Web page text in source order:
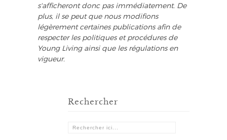
s'afficheront donc pas immédiatement. De
plus, il se peut que nous modifions
légèrement certaines publications afin de
respecter les politiques et procédures de
Young Living ainsi que les régulations en
vigueur.
Rechercher